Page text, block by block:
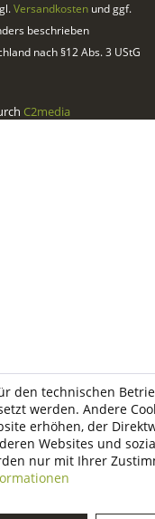
Versandkosten und ggf.
beschrieben
nach §12 Abs. 3 UStG
C2media
den technischen
werden. Andere
erhöhen, der
Websites und
nur mit Ihrer